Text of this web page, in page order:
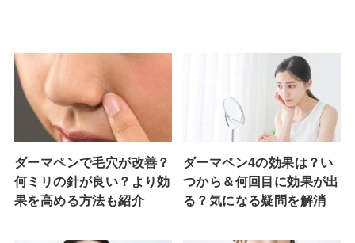
ダーマペンで毛穴が改善？
何ミリの針が良い？より効
果を高める方法も紹介
ダーマペン4の効果は？い
つから＆何回目に効果が出
る？気になる疑問を解消